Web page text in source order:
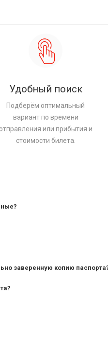
Удобный поиск
Подберём оптимальный
вариант по времени
отправления или прибытия и
стоимости билета.
заверенную копию